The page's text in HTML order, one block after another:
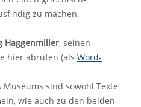
zu machen.
Haggenmiller, seinen
hier abrufen (als Word-
sind sowohl Texte
wie auch zu den beiden